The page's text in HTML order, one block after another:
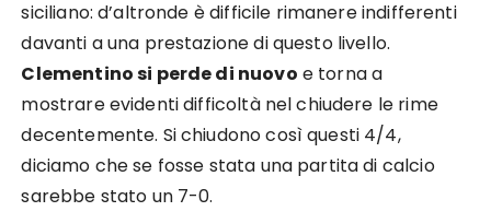
siciliano: d’altronde è difficile rimanere indifferenti
davanti a una prestazione di questo livello.
Clementino si perde di nuovo e torna a
mostrare evidenti difficoltà nel chiudere le rime
decentemente. Si chiudono così questi 4/4,
diciamo che se fosse stata una partita di calcio
sarebbe stato un 7-0.